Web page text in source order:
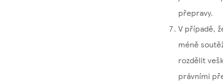
přepravy.
V případě,
méně
rozdělit
právními